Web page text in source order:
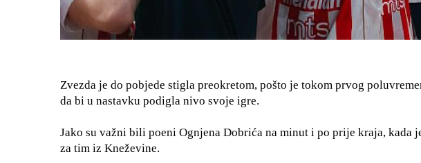
Zvezda je do pobjede stigla preokretom, pošto je tokom prvog
da bi u nastavku podigla nivo svoje igre.
Jako su važni bili poeni Ognjena Dobrića na minut i po prije kraja,
za tim iz Kneževine.